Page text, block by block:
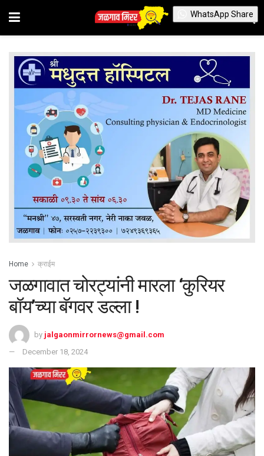
Home क्राईम
जळगावात चोरट्यांनी मारला ‘कुरियर
बॉय’च्या बॅगवर डल्ला !
by jalgaonmirrornews@gmail.com
December 18, 2024
WhatsApp Share